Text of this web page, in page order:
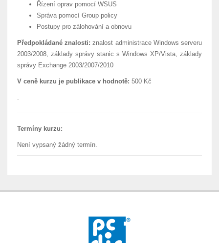
Řízení oprav pomocí WSUS
Správa pomocí Group policy
Postupy pro zálohování a obnovu
Předpokládané znalosti: znalost administrace Windows serveru
2003/2008, základy správy stanic s Windows XP/Vista, základy
správy Exchange 2003/2007/2010
V ceně kurzu je publikace v hodnotě: 500 Kč
.
Termíny kurzu:
Není vypsaný žádný termín.